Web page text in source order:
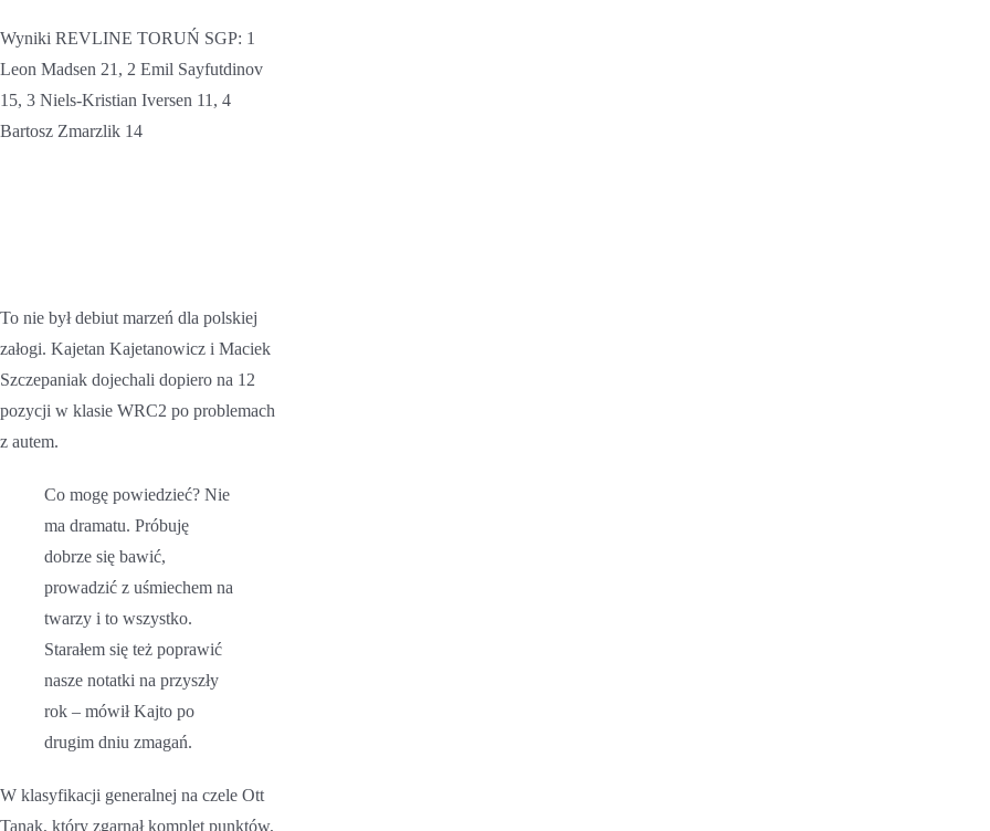
Wyniki REVLINE TORUŃ SGP: 1
Leon Madsen 21, 2 Emil Sayfutdinov
15, 3 Niels-Kristian Iversen 11, 4
Bartosz Zmarzlik 14
To nie był debiut marzeń dla polskiej
załogi. Kajetan Kajetanowicz i Maciek
Szczepaniak dojechali dopiero na 12
pozycji w klasie WRC2 po problemach
z autem.
Co mogę powiedzieć? Nie
ma dramatu. Próbuję
dobrze się bawić,
prowadzić z uśmiechem na
twarzy i to wszystko.
Starałem się też poprawić
nasze notatki na przyszły
rok – mówił Kajto po
drugim dniu zmagań.
W klasyfikacji generalnej na czele Ott
Tanak, który zgarnął komplet punktów,